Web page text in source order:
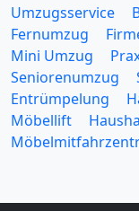
Umzugsservice
Fernumzug
Mini Umzug
Seniorenumzug
Entrümpelung
Möbellift